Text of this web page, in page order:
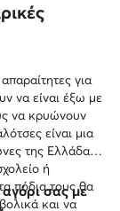
για
να είναι έξω με
να κρυώνουν
είναι μια
της Ελλάδας,
ή
πόδια τους θα
και να
αγόρι σας με